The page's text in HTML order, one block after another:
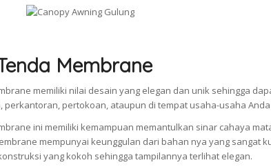
Membrane
memiliki nilai desain yang elegan dan unik sehingga
perkantoran, pertokoan, ataupun di tempat usaha-usaha
ini memiliki kemampuan memantulkan sinar cahaya
mempunyai keunggulan dari bahan nya yang sangat
yang kokoh sehingga tampilannya terlihat elegan.